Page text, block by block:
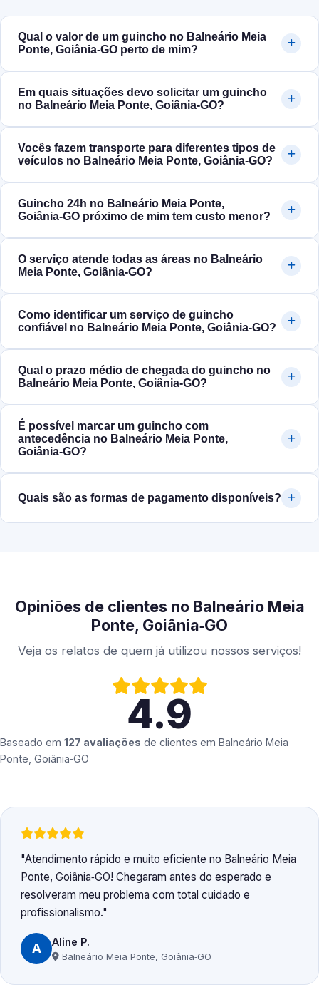
Qual o valor de um guincho no Balneário Meia
Ponte, Goiânia‑GO perto de mim?
Em quais situações devo solicitar um guincho
no Balneário Meia Ponte, Goiânia‑GO?
Vocês fazem transporte para diferentes tipos de
veículos no Balneário Meia Ponte, Goiânia‑GO?
Guincho 24h no Balneário Meia Ponte,
Goiânia‑GO próximo de mim tem custo menor?
O serviço atende todas as áreas no Balneário
Meia Ponte, Goiânia‑GO?
Como identificar um serviço de guincho
confiável no Balneário Meia Ponte, Goiânia‑GO?
Qual o prazo médio de chegada do guincho no
Balneário Meia Ponte, Goiânia‑GO?
É possível marcar um guincho com
antecedência no Balneário Meia Ponte,
Goiânia‑GO?
Quais são as formas de pagamento disponíveis?
Opiniões de clientes no Balneário Meia
Ponte, Goiânia‑GO
Veja os relatos de quem já utilizou nossos serviços!
4.9
Baseado em 127 avaliações de clientes em Balneário Meia
Ponte, Goiânia‑GO
Atendimento rápido e muito eficiente no Balneário Meia
Ponte, Goiânia‑GO! Chegaram antes do esperado e
resolveram meu problema com total cuidado e
profissionalismo.
A Aline P.
Balneário Meia Ponte, Goiânia‑GO